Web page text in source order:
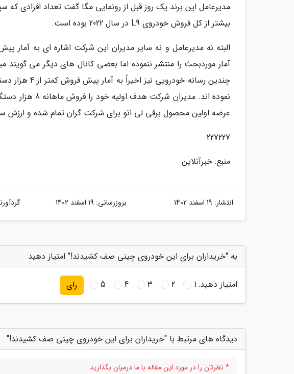
بیشتر از کل فروش خودروی L9 در سال 2022 بوده است.
البته نه مدیرعامل و نه سایر مدیران این شرکت اشاره ای به آمار
آمار موردبحث را منتشر ننموده اما بعضی کانال های دیگر می
نموده اند.
عرضه اولین محصول برقی لی اتو برای شرکت گران تمام شده و ارزش سهام آن حدود 18
227227
منبع: خبرآنلاین
انتشار: 19 اسفند 1402 بروزرسانی: 19 اسفند 1402
به "خریداران برای این خودروی چینی صف کشیدند!" امتیاز دهید
امتیاز دهید:1
2
3
4
5 رای
دیدگاه های مرتبط با "خریداران برای این خودروی چینی صف کشیدند!"
* نظرتان را در مورد این مقاله با ما درمیان بگذارید